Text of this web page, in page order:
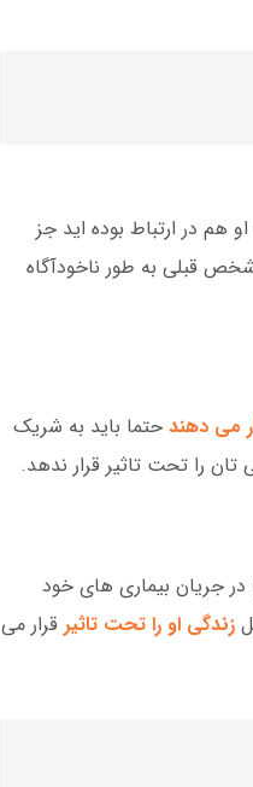
هم در ارتباط بوده اید جز
قبلی به طور ناخودآگاه
می دهند حتما باید به شریک
را تحت تاثیر قرار ندهد.
در جریان بیماری های خود
زندگی او را تحت تاثیر قرار می